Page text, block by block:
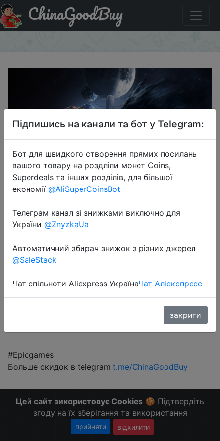
Акція на Prey бесплатно в Epic Games Store
ChinaGoodBuy
2022-05-12
Prey бесплатно в Epic Games Store
#Epicgames
Больше скидок в telegram t.me/ChinaGoodBuy
Цей сайт використовує Cookies 🍪 Підтвердіть
згоду на їх зберігання та використання
прийняти відхилити
Підпишись на канали та бот у Telegram:
Бот для швидкого створення прямих посилань
вашого товару на роздліли монет Coins,
Superdeals та інших розділів, для більшої
економії @AliSuperCoinsBot
Телеграм канал зі знижками виключно для
України @ZnyzkaUa
Автоматичний збирач знижок з різних джерел
@SaleStack
Чат спільноти Aliexpress УкраїнаЧат Аліекспресс
закрити